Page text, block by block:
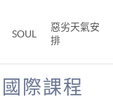
SOUL
惡劣天氣安
排
國際課程